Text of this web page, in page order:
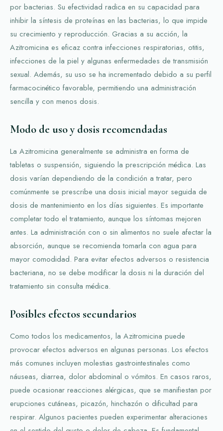
por bacterias. Su efectividad radica en su capacidad para
inhibir la síntesis de proteínas en las bacterias, lo que impide
su crecimiento y reproducción. Gracias a su acción, la
Azitromicina es eficaz contra infecciones respiratorias, otitis,
infecciones de la piel y algunas enfermedades de transmisión
sexual. Además, su uso se ha incrementado debido a su perfil
farmacocinético favorable, permitiendo una administración
sencilla y con menos dosis.
Modo de uso y dosis recomendadas
La Azitromicina generalmente se administra en forma de
tabletas o suspensión, siguiendo la prescripción médica. Las
dosis varían dependiendo de la condición a tratar, pero
comúnmente se prescribe una dosis inicial mayor seguida de
dosis de mantenimiento en los días siguientes. Es importante
completar todo el tratamiento, aunque los síntomas mejoren
antes. La administración con o sin alimentos no suele afectar la
absorción, aunque se recomienda tomarla con agua para
mayor comodidad. Para evitar efectos adversos o resistencia
bacteriana, no se debe modificar la dosis ni la duración del
tratamiento sin consulta médica.
Posibles efectos secundarios
Como todos los medicamentos, la Azitromicina puede
provocar efectos adversos en algunas personas. Los efectos
más comunes incluyen molestias gastrointestinales como
náuseas, diarrea, dolor abdominal o vómitos. En casos raros,
puede ocasionar reacciones alérgicas, que se manifiestan por
erupciones cutáneas, picazón, hinchazón o dificultad para
respirar. Algunos pacientes pueden experimentar alteraciones